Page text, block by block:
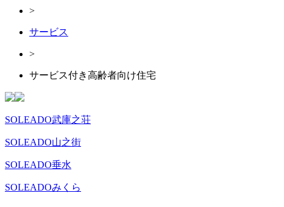
>
サービス
>
サービス付き高齢者向け住宅
SOLEADO武庫之荘
SOLEADO山之街
SOLEADO垂水
SOLEADOみくら